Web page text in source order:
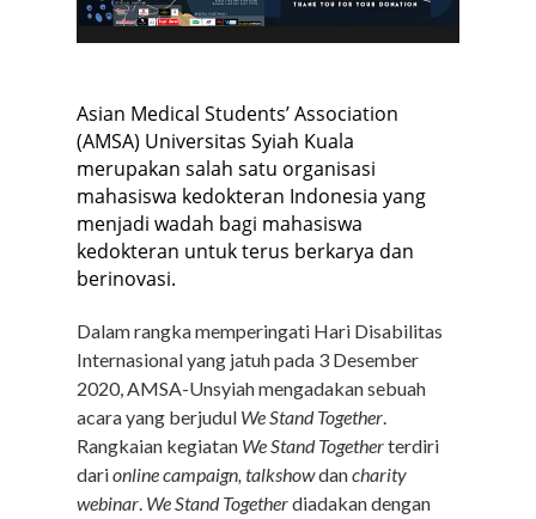
Asian Medical Students’ Association
(AMSA) Universitas Syiah Kuala
merupakan salah satu organisasi
mahasiswa kedokteran Indonesia yang
menjadi wadah bagi mahasiswa
kedokteran untuk terus berkarya dan
berinovasi.
Dalam rangka memperingati Hari Disabilitas
Internasional yang jatuh pada 3 Desember
2020, AMSA-Unsyiah mengadakan sebuah
acara yang berjudul We Stand Together.
Rangkaian kegiatan We Stand Togetherterdiri
darionline campaign, talkshowdancharity
webinar. We Stand Togetherdiadakan dengan